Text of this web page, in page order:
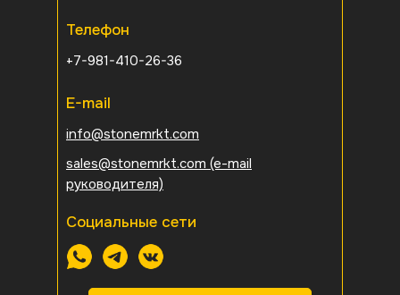
Телефон
+7-981-410-26-36
E-mail
info@stonemrkt.com
sales@stonemrkt.com (e-mail
руководителя)
Социальные сети